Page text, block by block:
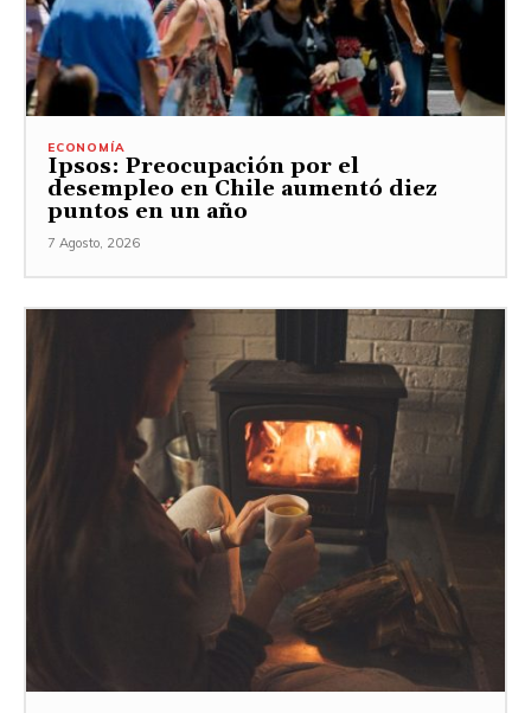
ECONOMÍA
Ipsos: Preocupación por el
desempleo en Chile aumentó diez
puntos en un año
7 Agosto, 2026